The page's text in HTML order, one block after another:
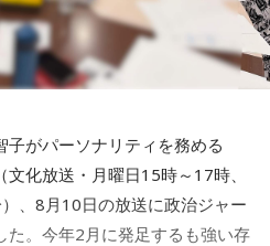
く基準が、1年間使わなかった・
んか着るかもしれないじゃない
がパーソナリティを務める
文化放送・月曜日15時～17時、
、8月10日の放送に政治ジャー
た。今年2月に発足するも強い存